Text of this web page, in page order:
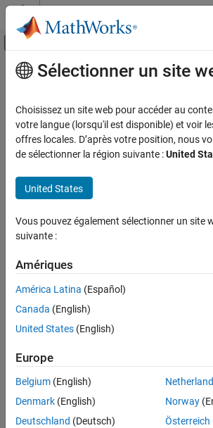
Passer au contenu
Activer/désactiver
Accueil de la documentation
Contenu principal
How useful was this
Sélectionner un site
Choisissez un site web pour accéder au
votre langue (lorsqu'il est disponible) et voir
offres locales. D’après votre position, nous
de sélectionner la région suivante :United
United States
Vous pouvez également sélectionner un site
suivante :
Amériques
América Latina (Español)
Canada (English)
United States (English)
Europe
Belgium (English)
Denmark (English)
Deutschland (Deutsch)
Norway
Österreich
Lutte anti-piratage
© 1994-2026 The MathWorks, Inc.